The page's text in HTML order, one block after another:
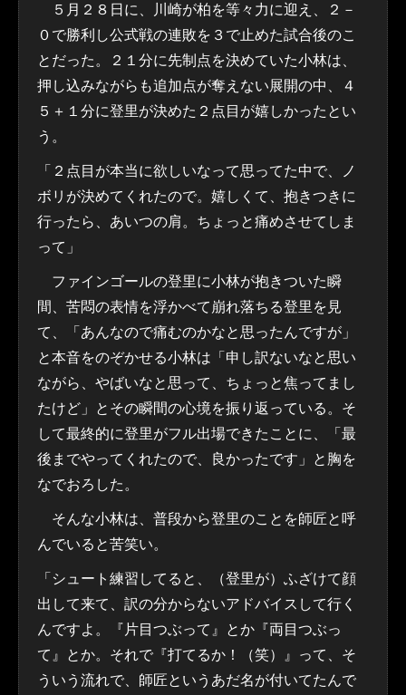
５月２８日に、川崎が柏を等々力に迎え、２－
０で勝利し公式戦の連敗を３で止めた試合後のこ
とだった。２１分に先制点を決めていた小林は、
押し込みながらも追加点が奪えない展開の中、４
５＋１分に登里が決めた２点目が嬉しかったとい
う。
「２点目が本当に欲しいなって思ってた中で、ノ
ボリが決めてくれたので。嬉しくて、抱きつきに
行ったら、あいつの肩。ちょっと痛めさせてしま
って」
ファインゴールの登里に小林が抱きついた瞬
間、苦悶の表情を浮かべて崩れ落ちる登里を見
て、「あんなので痛むのかなと思ったんですが」
と本音をのぞかせる小林は「申し訳ないなと思い
ながら、やばいなと思って、ちょっと焦ってまし
たけど」とその瞬間の心境を振り返っている。そ
して最終的に登里がフル出場できたことに、「最
後までやってくれたので、良かったです」と胸を
なでおろした。
そんな小林は、普段から登里のことを師匠と呼
んでいると苦笑い。
「シュート練習してると、（登里が）ふざけて顔
出して来て、訳の分からないアドバイスして行く
んですよ。『片目つぶって』とか『両目つぶっ
て』とか。それで『打てるか！（笑）』って、そ
ういう流れで、師匠というあだ名が付いてたんで